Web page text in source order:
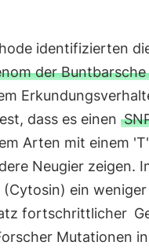
identifizierten
der Buntbarsche
dass es einen
Arten mit einem
Neugier zeigen.
ein
fortschrittlicher
Mutationen